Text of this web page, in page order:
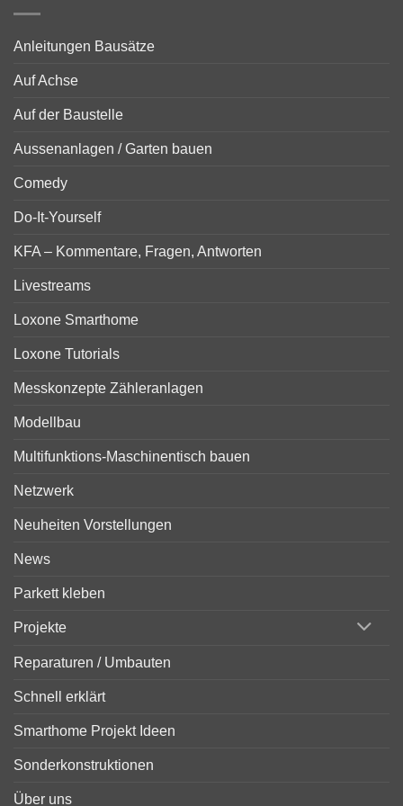
Anleitungen Bausätze
Auf Achse
Auf der Baustelle
Aussenanlagen / Garten bauen
Comedy
Do-It-Yourself
KFA – Kommentare, Fragen, Antworten
Livestreams
Loxone Smarthome
Loxone Tutorials
Messkonzepte Zähleranlagen
Modellbau
Multifunktions-Maschinentisch bauen
Netzwerk
Neuheiten Vorstellungen
News
Parkett kleben
Projekte
Reparaturen / Umbauten
Schnell erklärt
Smarthome Projekt Ideen
Sonderkonstruktionen
Über uns